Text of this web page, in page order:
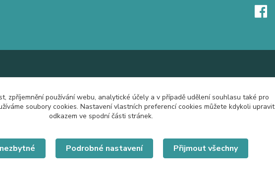
zpříjemnění používání webu, analytické účely a v případě udělení souhlasu také pro
soubory cookies. Nastavení vlastních preferencí cookies můžete kdykoli upravit
odkazem ve spodní části stránek.
Podrobné nastavení Přijmout všechny